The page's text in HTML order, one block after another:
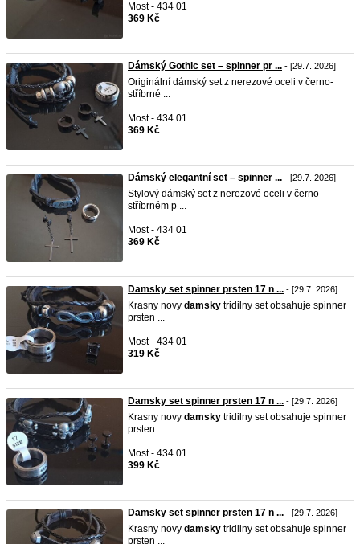
Most - 434 01
369 Kč
Dámský Gothic set – spinner pr ... - [29.7. 2026]
Originální dámský set z nerezové oceli v černo-
stříbrné ...
Most - 434 01
369 Kč
Dámský elegantní set – spinner ... - [29.7. 2026]
Stylový dámský set z nerezové oceli v černo-
stříbrném p ...
Most - 434 01
369 Kč
Damsky set spinner prsten 17 n ... - [29.7. 2026]
Krasny novy damsky tridilny set obsahuje spinner
prsten ...
Most - 434 01
319 Kč
Damsky set spinner prsten 17 n ... - [29.7. 2026]
Krasny novy damsky tridilny set obsahuje spinner
prsten ...
Most - 434 01
399 Kč
Damsky set spinner prsten 17 n ... - [29.7. 2026]
Krasny novy damsky tridilny set obsahuje spinner
prsten ...